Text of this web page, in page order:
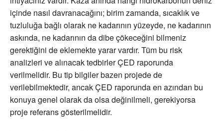
içinde nasıl davranacağını; birim zamanda, sıcaklık ve
tuzluluğa bağlı olarak ne kadarının yüzeyde, ne kadarının
askında, ne kadarının da dibe çökeceğini bilmeniz
gerektiğini de eklemekte yarar vardır. Tüm bu risk
analizleri ve alınacak tedbirler ÇED raporunda
verilmelidir. Bu tip bilgiler bazen projede de
verilebilmektedir, ancak ÇED raporunda en azından bu
konuya genel olarak da olsa değinilmeli, gerekiyorsa
proje referans gösterilmelidir.